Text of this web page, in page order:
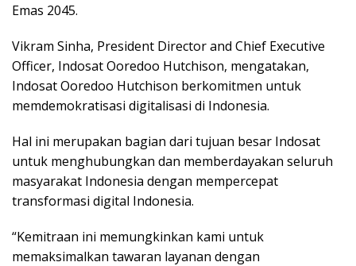
Emas 2045.
Vikram Sinha, President Director and Chief Executive
Officer, Indosat Ooredoo Hutchison, mengatakan,
Indosat Ooredoo Hutchison berkomitmen untuk
memdemokratisasi digitalisasi di Indonesia.
Hal ini merupakan bagian dari tujuan besar Indosat
untuk menghubungkan dan memberdayakan seluruh
masyarakat Indonesia dengan mempercepat
transformasi digital Indonesia.
“Kemitraan ini memungkinkan kami untuk
memaksimalkan tawaran layanan dengan